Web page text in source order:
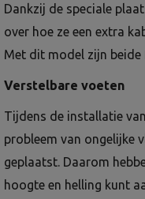
Dankzij de speciale
over hoe ze een extra
Met dit model zijn
Verstelbare voeten
Tijdens de installatie
probleem van ongelijke
geplaatst. Daarom
hoogte en helling kunt